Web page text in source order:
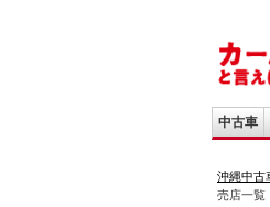
中古車
沖縄中古
売店一覧